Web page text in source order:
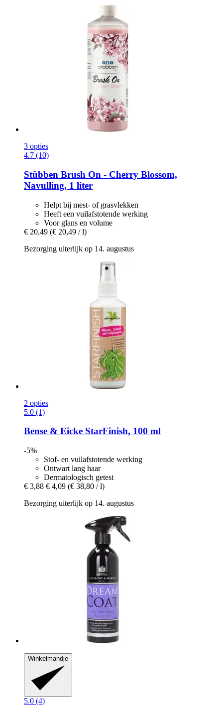
3 opties
4.7 (10)
Stübben Brush On -​ Cherry Blossom,
Navulling, 1 liter
Helpt bij mest- of grasvlekken
Heeft een vuilafstotende werking
Voor glans en volume
€ 20,49 (€ 20,49 / l)
Bezorging uiterlijk op 14. augustus
2 opties
5.0 (1)
Bense & Eicke StarFinish, 100 ml
-5%
Stof- en vuilafstotende werking
Ontwart lang haar
Dermatologisch getest
€ 3,88 € 4,09 (€ 38,80 / l)
Bezorging uiterlijk op 14. augustus
Winkelmandje
5.0 (4)